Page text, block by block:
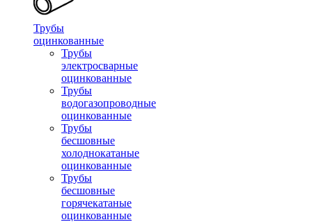
Трубы
оцинкованные
Трубы
электросварные
оцинкованные
Трубы
водогазопроводные
оцинкованные
Трубы
бесшовные
холоднокатаные
оцинкованные
Трубы
бесшовные
горячекатаные
оцинкованные